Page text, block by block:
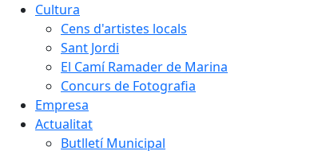
Cultura
Cens d'artistes locals
Sant Jordi
El Camí Ramader de Marina
Concurs de Fotografia
Empresa
Actualitat
Butlletí Municipal